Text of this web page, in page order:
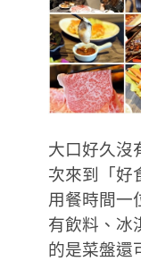
大口好久沒
次來到「好
用餐時間一
有飲料、冰
的是菜盤還